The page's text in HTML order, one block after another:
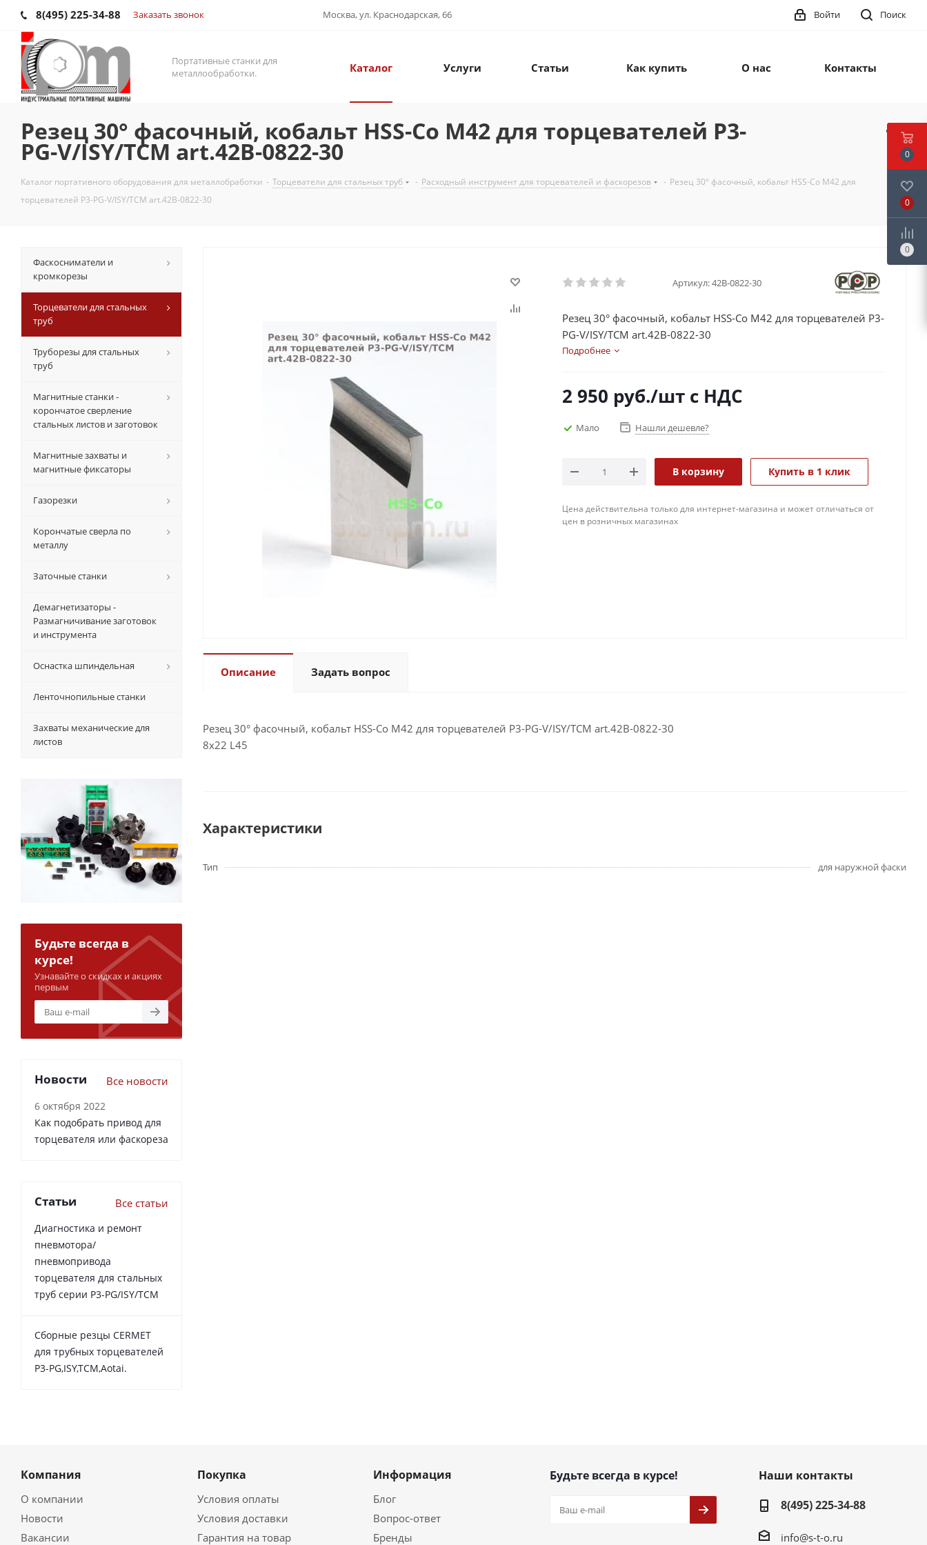
8(495) 225-34-88 Заказать звонок Москва, ул. Краснодарская, 66 Поиск
Войти
Портативные станки для
металлообработки.
Каталог Услуги Статьи Как купить О нас Контакты
Резец 30° фасочный, кобальт HSS-Co M42 для торцевателей P3-
PG-V/ISY/TCM art.42B-0822-30
Каталог портативного оборудования для металлобработки - Торцеватели для стальных труб - Расходный инструмент для торцевателей и фаскорезов - Резец 30° фасочный, кобальт HSS-Co M42 для
торцевателей P3-PG-V/ISY/TCM art.42B-0822-30
Артикул:42B-0822-30
Резец 30° фасочный, кобальт HSS-Co M42 для торцевателей P3-
PG-V/ISY/TCM art.42B-0822-30
Подробнее
2 950 руб./шт с НДС
Мало Нашли дешевле?
В корзину Купить в 1 клик
Цена действительна только для интернет-магазина и может отличаться от
цен в розничных магазинах
Описание Задать вопрос
Резец 30° фасочный, кобальт HSS-Co M42 для торцевателей P3-PG-V/ISY/TCM art.42B-0822-30
8x22 L45
Характеристики
Тип для наружной фаски
Фаскосниматели и
кромкорезы
Торцеватели для стальных
труб
Труборезы для стальных
труб
Магнитные станки -
корончатое сверление
стальных листов и заготовок
Магнитные захваты и
магнитные фиксаторы
Газорезки
Корончатые сверла по
металлу
Заточные станки
Демагнетизаторы -
Размагничивание заготовок
и инструмента
Оснастка шпиндельная
Ленточнопильные станки
Захваты механические для
листов
Будьте всегда в
курсе!
Узнавайте о скидках и акциях
первым
Новости Все новости
6 октября 2022
Как подобрать привод для
торцевателя или фаскореза
Статьи Все статьи
Диагностика и ремонт
пневмотора/
пневмопривода
торцевателя для стальных
труб серии P3-PG/ISY/TCM
Сборные резцы CERMET
для трубных торцевателей
P3-PG,ISY,TCM,Aotai.
Компания
О компании
Новости
Вакансии
Покупка
Условия оплаты
Условия доставки
Гарантия на товар
Информация
Блог
Вопрос-ответ
Бренды
Будьте всегда в курсе!
Наши контакты
8(495) 225-34-88
info@s-t-o.ru
0
0
0